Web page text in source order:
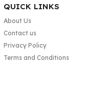
QUICK LINKS
About Us
Contact us
Privacy Policy
Terms and Conditions